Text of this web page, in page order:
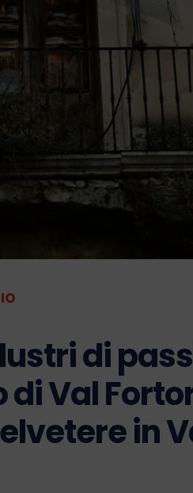
di
di Val
in